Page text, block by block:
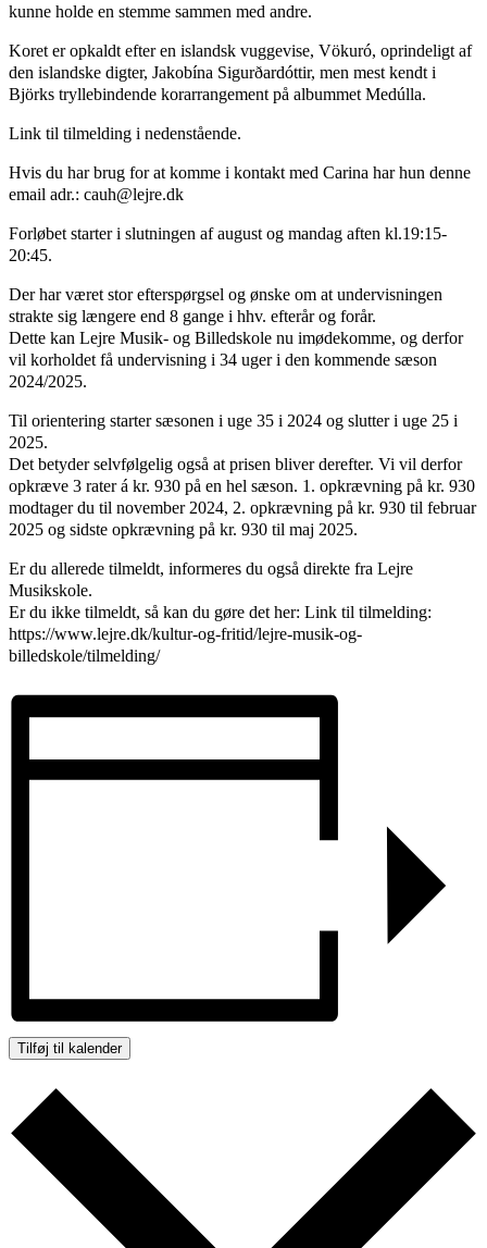
kunne holde en stemme sammen med andre.
Koret er opkaldt efter en islandsk vuggevise, Vökuró, oprindeligt af
den islandske digter, Jakobína Sigurðardóttir, men mest kendt i
Björks tryllebindende korarrangement på albummet Medúlla.
Link til tilmelding i nedenstående.
Hvis du har brug for at komme i kontakt med Carina har hun denne
email adr.: cauh@lejre.dk
Forløbet starter i slutningen af august og mandag aften kl.19:15-
20:45.
Der har været stor efterspørgsel og ønske om at undervisningen
strakte sig længere end 8 gange i hhv. efterår og forår.
Dette kan Lejre Musik- og Billedskole nu imødekomme, og derfor
vil korholdet få undervisning i 34 uger i den kommende sæson
2024/2025.
Til orientering starter sæsonen i uge 35 i 2024 og slutter i uge 25 i
2025.
Det betyder selvfølgelig også at prisen bliver derefter. Vi vil derfor
opkræve 3 rater á kr. 930 på en hel sæson. 1. opkrævning på kr. 930
modtager du til november 2024, 2. opkrævning på kr. 930 til februar
2025 og sidste opkrævning på kr. 930 til maj 2025.
Er du allerede tilmeldt, informeres du også direkte fra Lejre
Musikskole.
Er du ikke tilmeldt, så kan du gøre det her: Link til tilmelding:
https://www.lejre.dk/kultur-og-fritid/lejre-musik-og-
billedskole/tilmelding/
Tilføj til kalender